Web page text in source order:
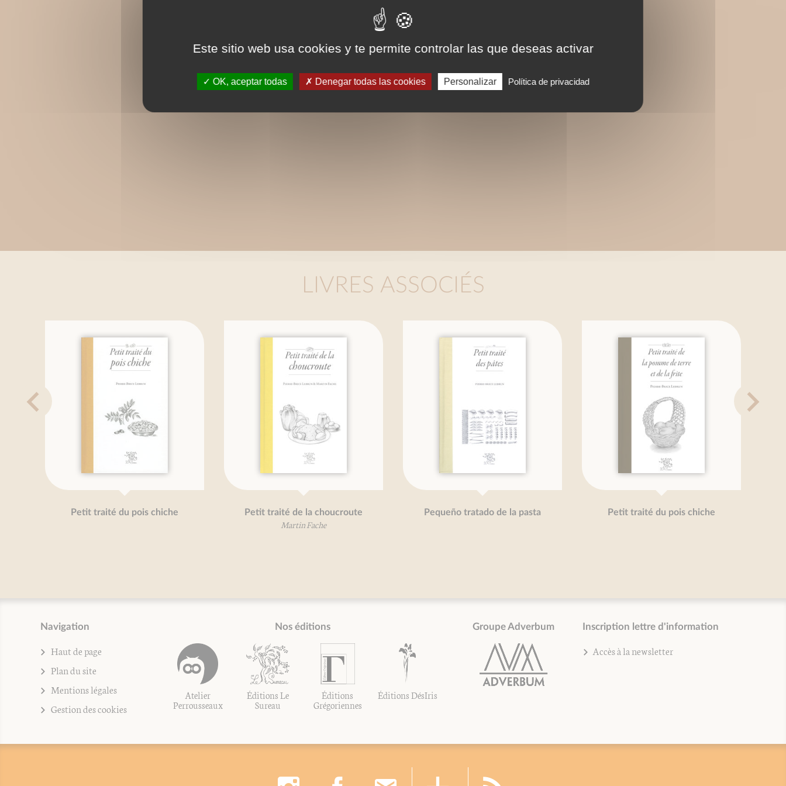
LIVRES ASSOCIÉS
Petit traité du pois chiche Petit traité de la choucroute
Martin Fache
Pequeño tratado de la pasta Petit traité du pois chiche
Navigation
Haut de page
Plan du site
Mentions légales
Gestion des cookies
Nos éditions
Atelier
Perrousseaux
Éditions Le
Sureau
Éditions
Grégoriennes
Éditions DésIris
Groupe Adverbum Inscription lettre d'information
Accès à la newsletter
Este sitio web usa cookies y te permite controlar las que deseas activar
OK, aceptar todas Denegar todas las cookies Personalizar Política de privacidad